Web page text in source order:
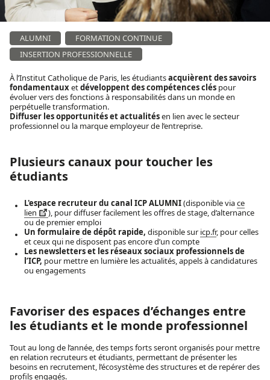
ALUMNI
FORMATION CONTINUE
INSERTION PROFESSIONNELLE
À l’Institut Catholique de Paris, les étudiantsacquièrent des savoirs
fondamentauxetdéveloppent des compétences clés pour
évoluer vers des fonctions à responsabilités dans un monde en
perpétuelle transformation.
Diffuser les opportunités et actualitésen lien avec le secteur
professionnel ou la marque employeur de l’entreprise.
Plusieurs canaux pour toucher les
étudiants
L'espace recruteur du canal ICP ALUMNI(disponible viace
lien
), pour diffuser facilement les offres de stage, d’alternance
ou de premier emploi
Un formulaire de dépôt rapide, disponible sur icp.fr, pour celles
et ceux qui ne disposent pas encore d’un compte
Les newsletters et les réseaux sociaux professionnels de
l’ICP, pour mettre en lumière les actualités, appels à candidatures
ou engagements
Favoriser des espaces d’échanges entre
les étudiants et le monde professionnel
Tout au long de l’année, des temps forts seront organisés pour mettre
en relation recruteurs et étudiants, permettant de présenter les
besoins en recrutement, l’écosystème des structures et de repérer des
profils engagés.